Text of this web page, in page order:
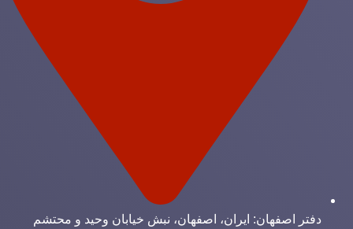
دفتر اصفهان: ایران، اصفهان، نبش خیابان وحید و محتشم